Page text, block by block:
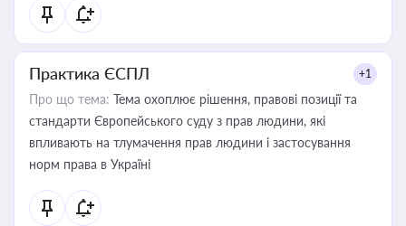
Практика ЄСПЛ +1
Про що тема: Тема охоплює рішення, правові позиції та
стандарти Європейського суду з прав людини, які
впливають на тлумачення прав людини і застосування
норм права в Україні